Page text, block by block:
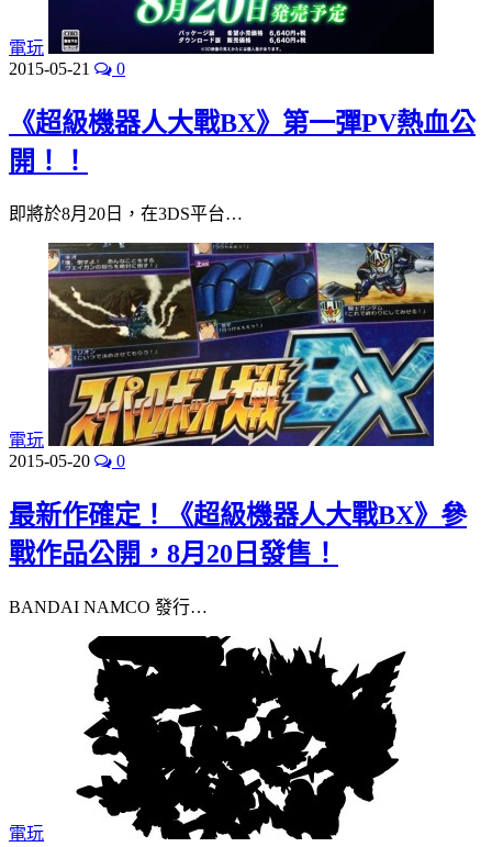
電玩
2015-05-21
0
《超級機器人大戰BX》第一彈PV熱血公
開！！
即將於8月20日，在3DS平台…
電玩
2015-05-20
0
最新作確定！《超級機器人大戰BX》參
戰作品公開，8月20日發售！
BANDAI NAMCO 發行…
電玩